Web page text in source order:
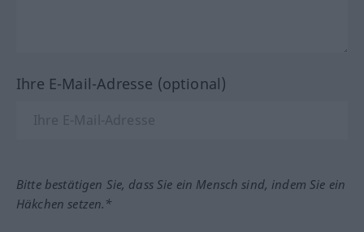
Ihre E-Mail-Adresse (optional)
Bitte bestätigen Sie, dass Sie ein Mensch sind, indem Sie ein
Häkchen setzen.*